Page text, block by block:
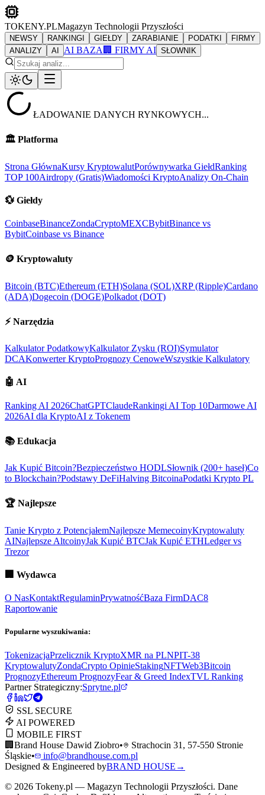
TOKENY.PLMagazyn Technologii Przyszłości
NEWSY RANKINGI GIEŁDY ZARABIANIE PODATKI
FIRMY
ANALIZY
AI AI BAZA 🏢 FIRMY AI SŁOWNIK
ŁADOWANIE DANYCH RYNKOWYCH...
🏛️ Platforma
Strona GłównaKursy KryptowalutPorównywarka GiełdRanking
TOP 100Airdropy (Gratis)Wiadomości KryptoAnalizy On-Chain
💱 Giełdy
CoinbaseBinanceZondaCryptoMEXCBybitBinance vs
BybitCoinbase vs Binance
🪙 Kryptowaluty
Bitcoin (BTC)Ethereum (ETH)Solana (SOL)XRP (Ripple)Cardano
(ADA)Dogecoin (DOGE)Polkadot (DOT)
⚡ Narzędzia
Kalkulator PodatkowyKalkulator Zysku (ROI)Symulator
DCAKonwerter KryptoPrognozy CenoweWszystkie Kalkulatory
🤖 AI
Ranking AI 2026ChatGPTClaudeRankingi AI Top 10Darmowe AI
2026AI dla KryptoAI z Tokenem
📚 Edukacja
Jak Kupić Bitcoin?Bezpieczeństwo HODLSłownik (200+ haseł)Co
to Blockchain?Podstawy DeFiHalving BitcoinaPodatki Krypto PL
🏆 Najlepsze
Tanie Krypto z PotencjałemNajlepsze MemecoinyKryptowaluty
AINajlepsze AltcoinyJak Kupić BTCJak Kupić ETHLedger vs
Trezor
🏢 Wydawca
O NasKontaktRegulaminPrywatnośćBaza FirmDAC8
Raportowanie
Popularne wyszukiwania:
TokenizacjaPrzelicznik KryptoXMR na PLNPIT-38
KryptowalutyZondaCrypto OpinieStakingNFTWeb3Bitcoin
PrognozyEthereum PrognozyFear & Greed IndexTVL Ranking
Partner Strategiczny:Sprytne.pl
SSL SECURE
AI POWERED
MOBILE FIRST
🏢 Brand House Dawid Ziobro•
Strachocin 31, 57-550 Stronie
Śląskie•
info@brandhouse.com.pl
Designed & Engineered byBRAND HOUSE →
© 2026 Tokeny.pl — Magazyn Technologii Przyszłości. Dane